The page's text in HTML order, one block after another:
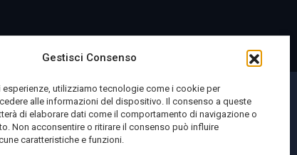
Gestisci Consenso
esperienze, utilizziamo tecnologie come i cookie per
alle informazioni del dispositivo. Il consenso a queste
di elaborare dati come il comportamento di navigazione o
Non acconsentire o ritirare il consenso può influire
caratteristiche e funzioni.